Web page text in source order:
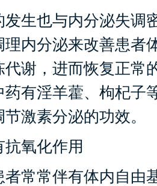
也与内分泌失调
理内分泌来改善患者
代谢，进而恢复正常
药有淫羊藿、枸杞子
激素分泌的功效。
氧化作用
常伴有体内自由